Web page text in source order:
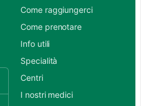
Come raggiungerci
Come prenotare
Info utili
Specialità
Centri
I nostri medici